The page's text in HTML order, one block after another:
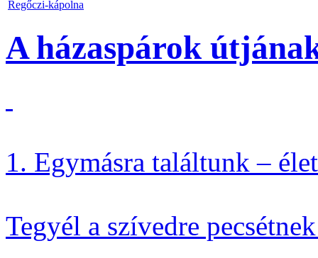
Regőczi-kápolna
A házaspárok
1. Egymásra találtunk –
Tegyél a szívedre